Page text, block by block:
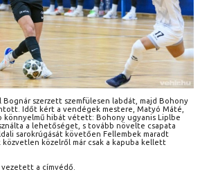
szerzett szemfülesen labdát, majd Bohony
Időt kért a vendégek mestere, Matyó Máté,
könnyelmű hibát vétett: Bohony ugyanis Liplbe
a lehetőséget, s tovább növelte csapata
sarokrúgását követően Fellembek maradt
közelről már csak a kapuba kellett
vezetett a címvédő.